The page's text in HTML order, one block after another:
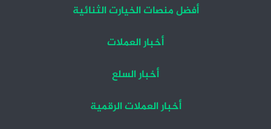
أفضل منصات الخيارت الثنائية
أخبار العملات
أخبار السلع
أخبار العملات الرقمية